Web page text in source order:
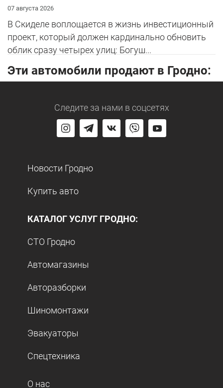
07 августа 2026
В Скиделе воплощается в жизнь инвестиционный
проект, который должен кардинально обновить
облик сразу четырех улиц: Богуш...
Эти автомобили продают в Гродно:
Следите за нами в соцсетях
Новости Гродно
Купить авто
КАТАЛОГ УСЛУГ ГРОДНО:
СТО Гродно
Автомагазины
Авторазборки
Шиномонтажи
Эвакуаторы
Спецтехника
О нас